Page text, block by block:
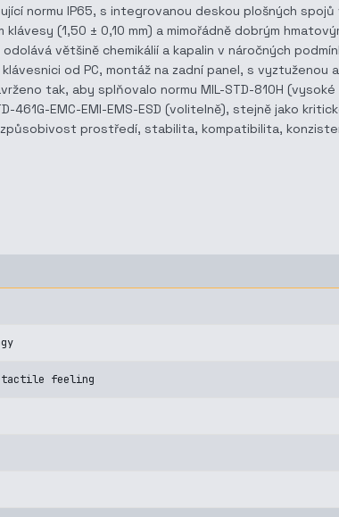
normu IP65, s integrovanou deskou plošných
(1,50 ± 0,10 mm) a mimořádně dobrým
většině chemikálií a kapalin v náročných
od PC, montáž na zadní panel, s vyztuženou
tak, aby splňovalo normu MIL-STD-810H
EMC-EMI-EMS-ESD (volitelně), stejně jako
prostředí, stabilita, kompatibilita,
tactile feeling